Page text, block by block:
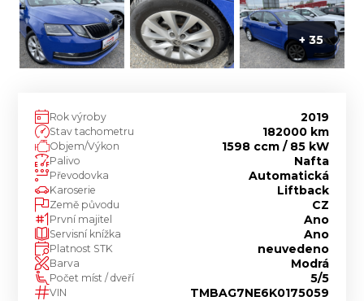
+ 35
Rok výroby 2019
Stav tachometru 182000 km
Objem/Výkon 1598 ccm / 85 kW
Palivo Nafta
Převodovka Automatická
Karoserie Liftback
Země původu CZ
První majitel Ano
Servisní knížka Ano
Platnost STK neuvedeno
Barva Modrá
Počet míst / dveří 5/5
VIN TMBAG7NE6K0175059